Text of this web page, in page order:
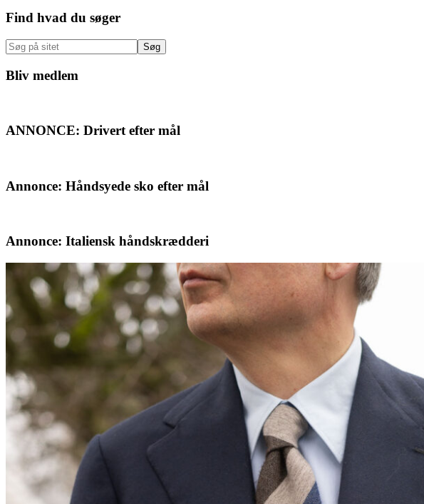
Primær
Sidebar
Find hvad du søger
Søg
på
sitet
Bliv medlem
ANNONCE: Drivert efter mål
Annonce: Håndsyede sko efter mål
Annonce: Italiensk håndskrædderi